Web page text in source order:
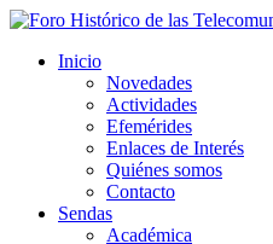
Inicio
Novedades
Actividades
Efemérides
Enlaces de Interés
Quiénes somos
Contacto
Sendas
Académica